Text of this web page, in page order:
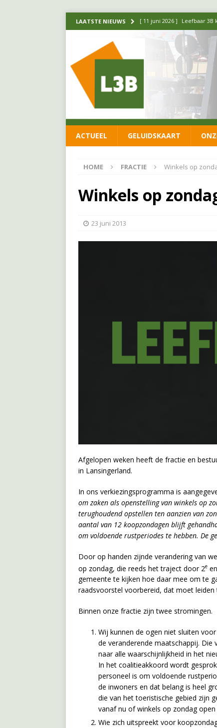
LAATSTE NIEUWS [ 11 juni 2026 ] Leefbaar 3B
[ 20 mei 2026 ] Leefbaar
luchtalarm niet af! FRACTIE
[ 14 mei 2026 ] Update
[ 26 juni 2026 ] Leefbaar
ACTUEEL GELUIDSKAART
HOME FRACTIE Winkels op
Winkels op
23 juni 2013
Afgelopen weken heeft de fractie en
in Lansingerland.
In ons verkiezingsprogramma is
om zaken als openstelling van winkels op
terughoudend opstellen ten aanzien van
aantal van 12 koopzondagen blijft
om voldoende rustperiodes te hebben. De
Door op handen zijnde verandering van
op zondag, die reeds het traject door 2e
gemeente te kijken hoe daar mee om te
raadsvoorstel voorbereid, dat moet
Binnen onze fractie zijn twee stromingen.
Wij kunnen de ogen niet sluiten
de veranderende maatschappij. Die
naar alle waarschijnlijkheid in het
In het coalitieakkoord wordt
personeel is om voldoende
de inwoners en dat belang is heel
die van het toeristische gebied zijn
vanaf nu of winkels op zondag open
Wie zich uitspreekt voor